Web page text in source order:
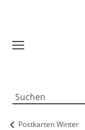
Postkarten Winter